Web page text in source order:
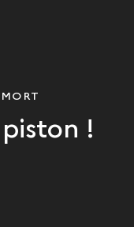
COLLECTION
!